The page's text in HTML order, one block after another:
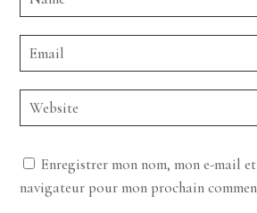
Enregistrer mon nom, mon e-mail
navigateur pour mon prochain